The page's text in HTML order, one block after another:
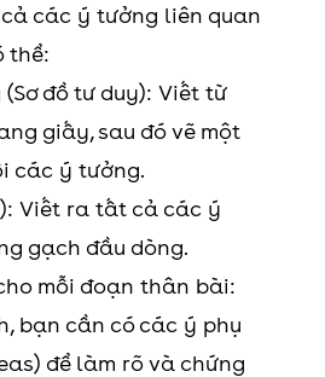
các ý tưởng liên quan
thể:
đồ tư duy): Viết từ
giấy, sau đó vẽ một
các ý tưởng.
Viết ra tất cả các ý
gạch đầu dòng.
mỗi đoạn thân bài:
bạn cần có các ý phụ
để làm rõ và chứng